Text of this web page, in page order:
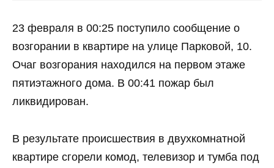
23 февраля в 00:25 поступило сообщение о
возгорании в квартире на улице Парковой, 10.
Очаг возгорания находился на первом этаже
пятиэтажного дома. В 00:41 пожар был
ликвидирован.
В результате происшествия в двухкомнатной
квартире сгорели комод, телевизор и тумба под